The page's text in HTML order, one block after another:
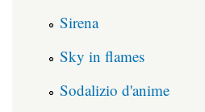
Sirena
Sky in flames
Sodalizio d'anime